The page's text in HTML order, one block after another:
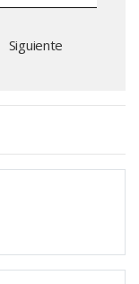
Siguiente